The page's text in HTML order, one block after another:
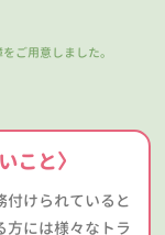
ご用意しました。
こと〉
付けられていると
方には様々なトラ